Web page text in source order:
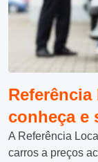
conheça e
A Referência
carros a preços